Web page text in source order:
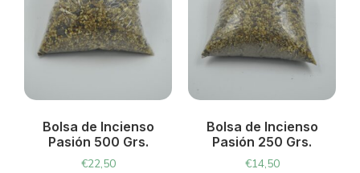
Bolsa de Incienso
Pasión 500 Grs.
€22,50
Bolsa de Incienso
Pasión 250 Grs.
€14,50